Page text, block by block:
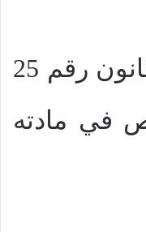
ثم صدر بعد ذلك القانون رقم 25
نص في مادته